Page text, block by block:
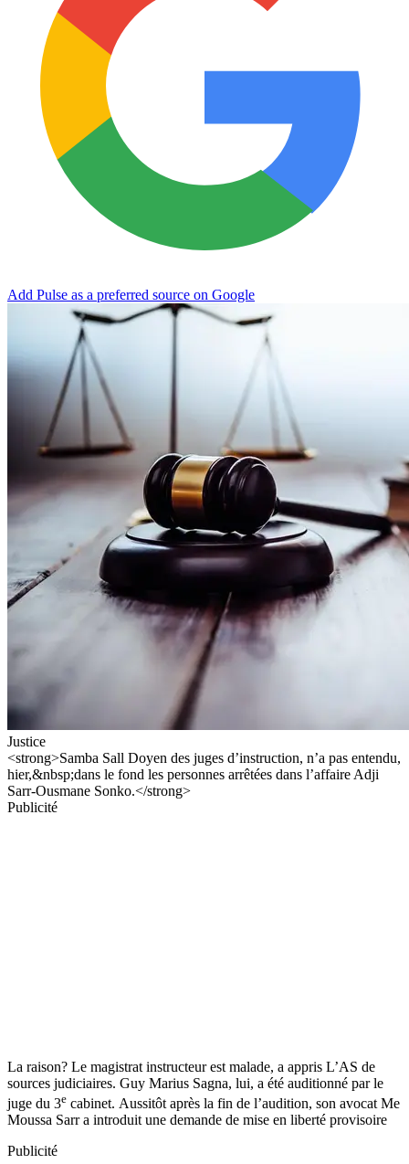
Add Pulse as a preferred source on Google
Justice
<strong>Samba Sall Doyen des juges d’instruction, n’a pas entendu,
hier,&nbsp;dans le fond les personnes arrêtées dans l’affaire Adji
Sarr-Ousmane Sonko.</strong>
Publicité
La raison? Le magistrat instructeur est malade, a appris L’AS de
sources judiciaires. Guy Marius Sagna, lui, a été auditionné par le
juge du 3e cabinet. Aussitôt après la fin de l’audition, son avocat Me
Moussa Sarr a introduit une demande de mise en liberté provisoire
Publicité